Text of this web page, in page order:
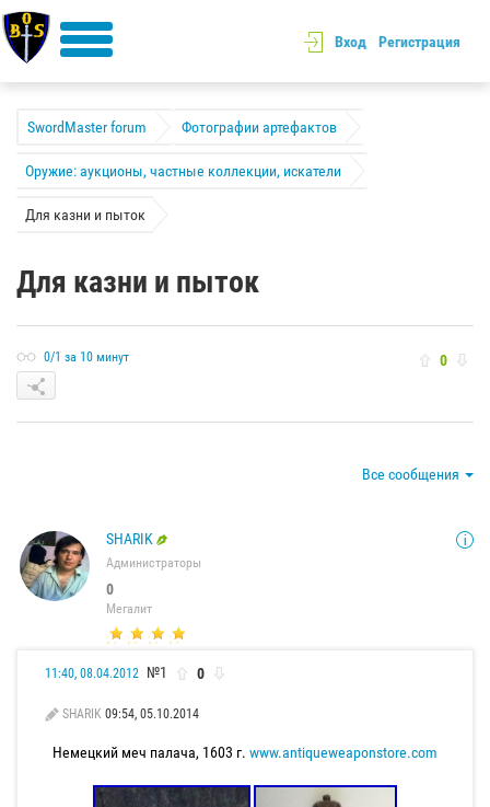
Вход Регистрация
SwordMaster forum Фотографии артефактов
Оружие: аукционы, частные коллекции, искатели
Для казни и пыток
Для казни и пыток
0/1 за 10 минут 0
Все сообщения
SHARIK
Администраторы
0
Мегалит
11:40, 08.04.2012 №1 0
SHARIK 09:54, 05.10.2014
Немецкий меч палача, 1603 г. www.antiqueweaponstore.com